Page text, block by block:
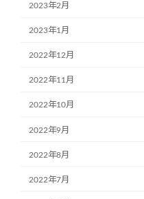
2023年2月
2023年1月
2022年12月
2022年11月
2022年10月
2022年9月
2022年8月
2022年7月